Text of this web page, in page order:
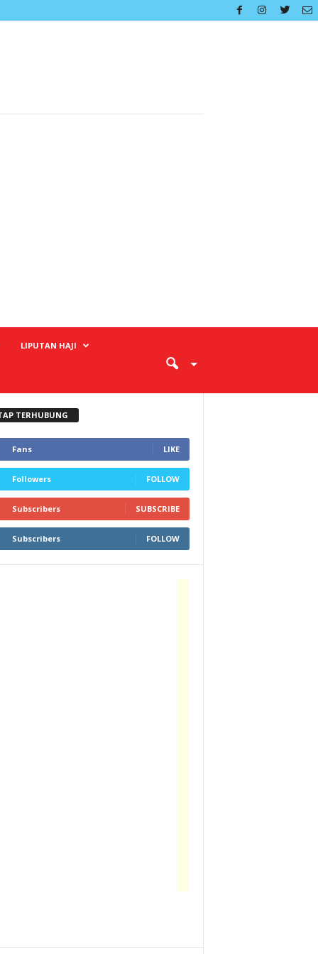
LIPUTAN HAJI
TERHUBUNG
Fans LIKE
Followers FOLLOW
Subscribers SUBSCRIBE
Subscribers FOLLOW